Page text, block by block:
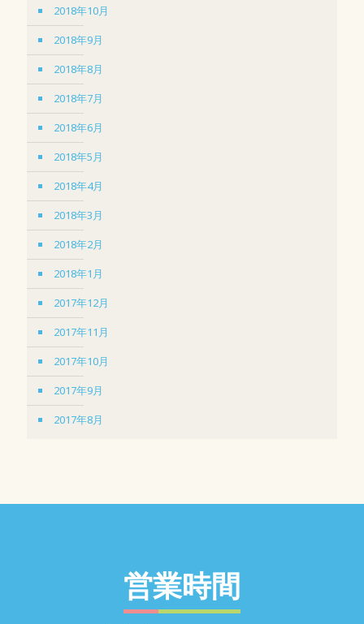
2018年10月
2018年9月
2018年8月
2018年7月
2018年6月
2018年5月
2018年4月
2018年3月
2018年2月
2018年1月
2017年12月
2017年11月
2017年10月
2017年9月
2017年8月
営業時間